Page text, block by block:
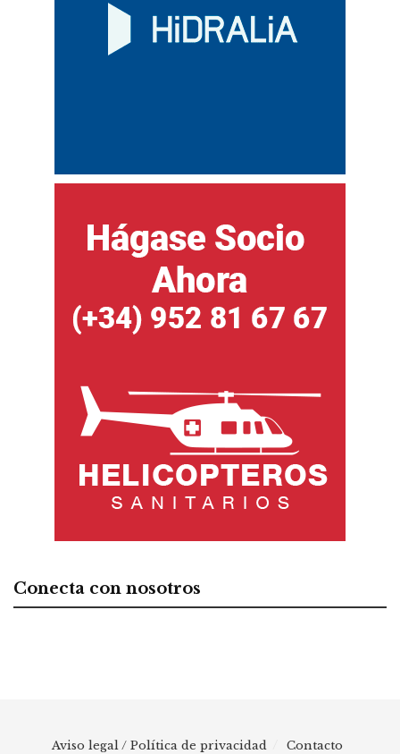
Conecta con nosotros
Aviso legal / Política de privacidad Contacto